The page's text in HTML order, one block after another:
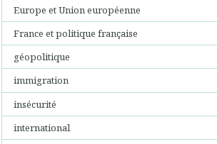
Europe et Union européenne
France et politique française
géopolitique
immigration
insécurité
international